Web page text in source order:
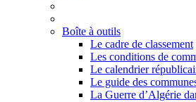
Boîte à outils
Le cadre de classement
Les conditions de
Le calendrier
Le guide des
La Guerre d’Algérie